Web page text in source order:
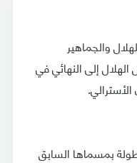
والجماهير
إلى النهائي في
بمسماها السابق